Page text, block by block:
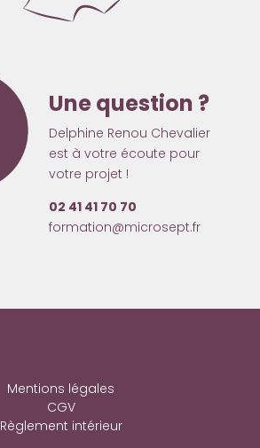
Une question ?
Delphine Renou Chevalier
est à votre écoute pour
votre projet !
02 41 41 70 70
formation@microsept.fr
Mentions légales
CGV
Règlement intérieur